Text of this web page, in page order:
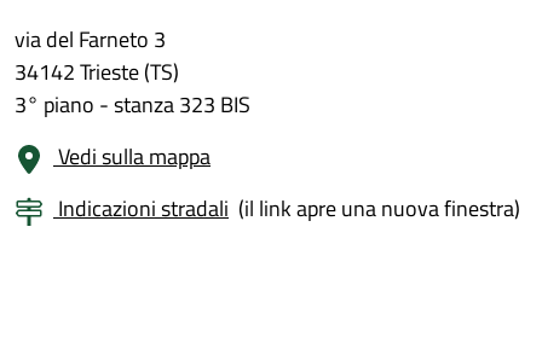
via del Farneto 3
34142 Trieste (TS)
3° piano - stanza 323 BIS
Vedi sulla mappa
Indicazioni stradali (il link apre una nuova finestra)